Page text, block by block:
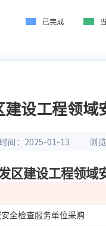
已完成
设工程领
间：2025-01-13 浏览
区建设工程领域
全检查服务单位采购